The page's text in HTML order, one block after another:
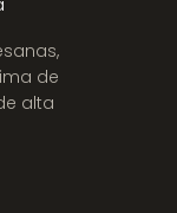
de
alta